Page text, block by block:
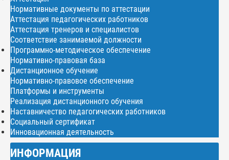
Нормативные документы по аттестации
Аттестация педагогических работников
Аттестация тренеров и специалистов
Соответствие занимаемой должности
Программно-методическое обеспечение
Нормативно-правовая база
Дистанционное обучение
Нормативно-правовое обеспечение
Платформы и инструменты
Реализация дистанционного обучения
Наставничество педагогических работников
Социальный сертификат
Инновационная деятельность
ИНФОРМАЦИЯ